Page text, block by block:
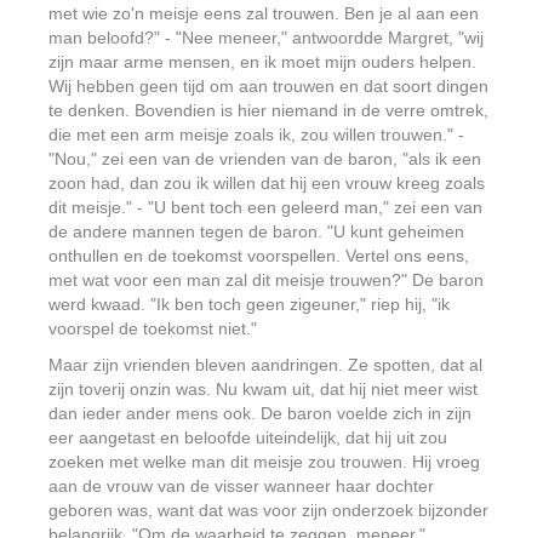
met wie zo'n meisje eens zal trouwen. Ben je al aan een
man beloofd?" - "Nee meneer," antwoordde Margret, "wij
zijn maar arme mensen, en ik moet mijn ouders helpen.
Wij hebben geen tijd om aan trouwen en dat soort dingen
te denken. Bovendien is hier niemand in de verre omtrek,
die met een arm meisje zoals ik, zou willen trouwen." -
"Nou," zei een van de vrienden van de baron, "als ik een
zoon had, dan zou ik willen dat hij een vrouw kreeg zoals
dit meisje." - "U bent toch een geleerd man," zei een van
de andere mannen tegen de baron. "U kunt geheimen
onthullen en de toekomst voorspellen. Vertel ons eens,
met wat voor een man zal dit meisje trouwen?" De baron
werd kwaad. "Ik ben toch geen zigeuner," riep hij, "ik
voorspel de toekomst niet."
Maar zijn vrienden bleven aandringen. Ze spotten, dat al
zijn toverij onzin was. Nu kwam uit, dat hij niet meer wist
dan ieder ander mens ook. De baron voelde zich in zijn
eer aangetast en beloofde uiteindelijk, dat hij uit zou
zoeken met welke man dit meisje zou trouwen. Hij vroeg
aan de vrouw van de visser wanneer haar dochter
geboren was, want dat was voor zijn onderzoek bijzonder